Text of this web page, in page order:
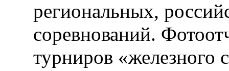
региональных,
соревнований.
турниров «железного